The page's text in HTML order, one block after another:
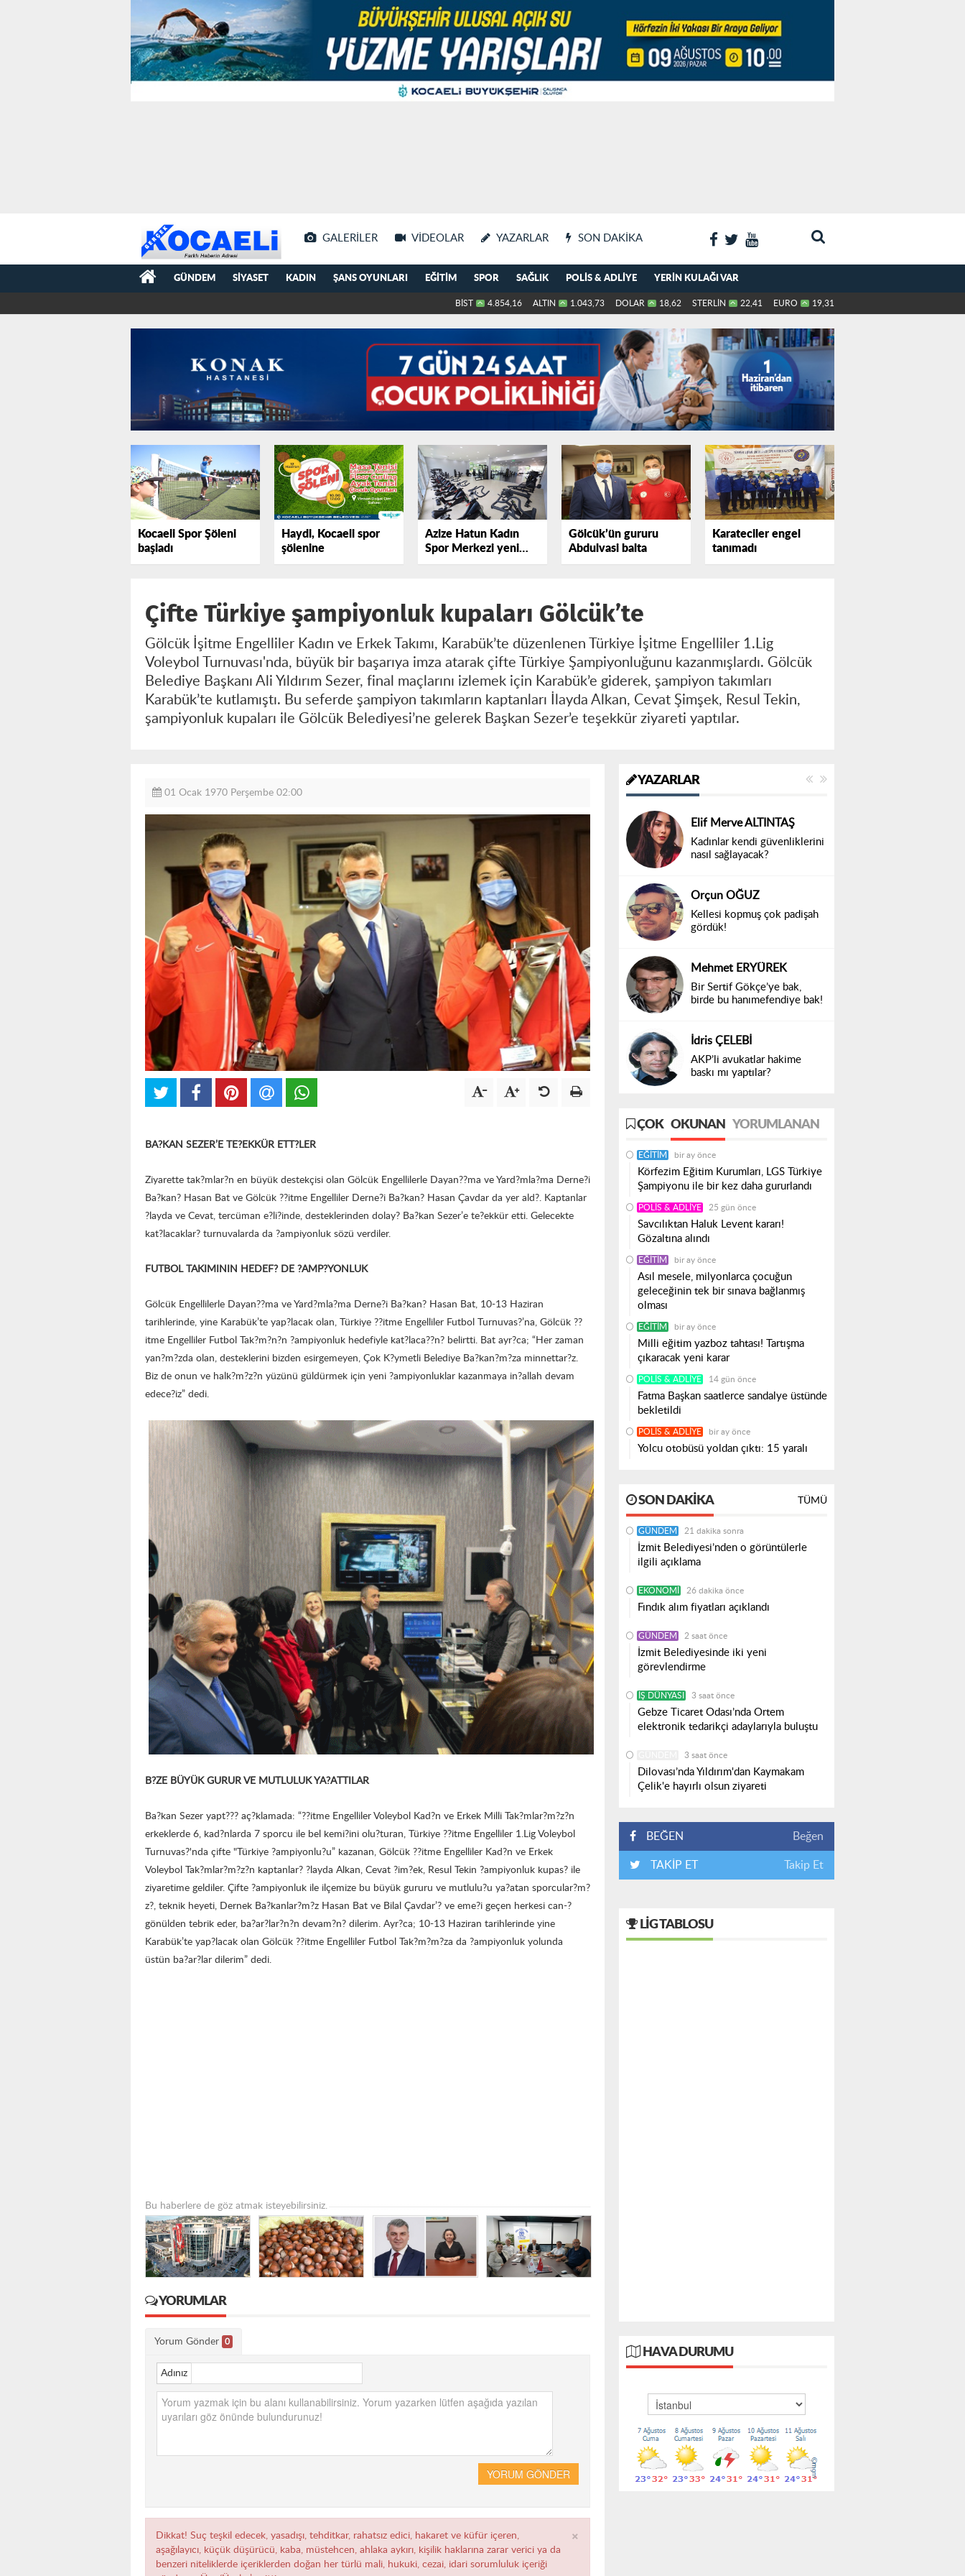
GALERILER VIDEOLAR YAZARLAR SON DAKIKA
GÜNDEM SIYASET KADIN ŞANS OYUNLARI EĞITIM SPOR SAĞLIK POLIS & ADLIYE YERIN KULAĞI VAR
BİST 4.854,16 ALTIN 1.043,73 DOLAR 18,62 STERLİN 22,41 EURO 19,31
Kocaeli Spor Şöleni
başladı
Haydi, Kocaeli spor
şölenine
Azize Hatun Kadın
Spor Merkezi yeni
yerinde hizmete hazır
Gölcük’ün gururu
Abdulvasi balta
Karateciler engel
tanımadı
Çifte Türkiye şampiyonluk kupaları Gölcük’te
Gölcük İşitme Engelliler Kadın ve Erkek Takımı, Karabük’te düzenlenen Türkiye İşitme Engelliler 1.Lig
Voleybol Turnuvası'nda, büyük bir başarıya imza atarak çifte Türkiye Şampiyonluğunu kazanmışlardı. Gölcük
Belediye Başkanı Ali Yıldırım Sezer, final maçlarını izlemek için Karabük’e giderek, şampiyon takımları
Karabük’te kutlamıştı. Bu seferde şampiyon takımların kaptanları İlayda Alkan, Cevat Şimşek, Resul Tekin,
şampiyonluk kupaları ile Gölcük Belediyesi’ne gelerek Başkan Sezer’e teşekkür ziyareti yaptılar.
01 Ocak 1970 Perşembe 02:00
BA?KAN SEZER’E TE?EKKÜR ETT?LER
Ziyarette tak?mlar?n en büyük destekçisi olan Gölcük Engellilerle Dayan??ma ve Yard?mla?ma Derne?i
Ba?kan? Hasan Bat ve Gölcük ??itme Engelliler Derne?i Ba?kan? Hasan Çavdar da yer ald?. Kaptanlar
?layda ve Cevat, tercüman e?li?inde, desteklerinden dolay? Ba?kan Sezer’e te?ekkür etti. Gelecekte
kat?lacaklar? turnuvalarda da ?ampiyonluk sözü verdiler.
FUTBOL TAKIMININ HEDEF? DE ?AMP?YONLUK
Gölcük Engellilerle Dayan??ma ve Yard?mla?ma Derne?i Ba?kan? Hasan Bat, 10-13 Haziran
tarihlerinde, yine Karabük’te yap?lacak olan, Türkiye ??itme Engelliler Futbol Turnuvas?’na, Gölcük ??
itme Engelliler Futbol Tak?m?n?n ?ampiyonluk hedefiyle kat?laca??n? belirtti. Bat ayr?ca; “Her zaman
yan?m?zda olan, desteklerini bizden esirgemeyen, Çok K?ymetli Belediye Ba?kan?m?za minnettar?z.
Biz de onun ve halk?m?z?n yüzünü güldürmek için yeni ?ampiyonluklar kazanmaya in?allah devam
edece?iz” dedi.
B?ZE BÜYÜK GURUR VE MUTLULUK YA?ATTILAR
Ba?kan Sezer yapt??? aç?klamada: “??itme Engelliler Voleybol Kad?n ve Erkek Milli Tak?mlar?m?z?n
erkeklerde 6, kad?nlarda 7 sporcu ile bel kemi?ini olu?turan, Türkiye ??itme Engelliler 1.Lig Voleybol
Turnuvas?'nda çifte "Türkiye ?ampiyonlu?u” kazanan, Gölcük ??itme Engelliler Kad?n ve Erkek
Voleybol Tak?mlar?m?z?n kaptanlar? ?layda Alkan, Cevat ?im?ek, Resul Tekin ?ampiyonluk kupas? ile
ziyaretime geldiler. Çifte ?ampiyonluk ile ilçemize bu büyük gururu ve mutlulu?u ya?atan sporcular?m?
z?, teknik heyeti, Dernek Ba?kanlar?m?z Hasan Bat ve Bilal Çavdar’? ve eme?i geçen herkesi can-?
gönülden tebrik eder, ba?ar?lar?n?n devam?n? dilerim. Ayr?ca; 10-13 Haziran tarihlerinde yine
Karabük’te yap?lacak olan Gölcük ??itme Engelliler Futbol Tak?m?m?za da ?ampiyonluk yolunda
üstün ba?ar?lar dilerim” dedi.
Bu haberlere de göz atmak isteyebilirsiniz.
YORUMLAR
Yorum Gönder 0
Adınız
YORUM GÖNDER
×
Dikkat! Suç teşkil edecek, yasadışı, tehditkar, rahatsız edici, hakaret ve küfür içeren,
aşağılayıcı, küçük düşürücü, kaba, müstehcen, ahlaka aykırı, kişilik haklarına zarar verici ya da
benzeri niteliklerde içeriklerden doğan her türlü mali, hukuki, cezai, idari sorumluluk içeriği
YAZARLAR
Elif Merve ALTINTAŞ
Kadınlar kendi güvenliklerini
nasıl sağlayacak?
Orçun OĞUZ
Kellesi kopmuş çok padişah
gördük!
Mehmet ERYÜREK
Bir Sertif Gökçe’ye bak,
birde bu hanımefendiye bak!
İdris ÇELEBİ
AKP’li avukatlar hakime
baskı mı yaptılar?
ÇOK OKUNAN YORUMLANAN
EĞITIM bir ay önce
Körfezim Eğitim Kurumları, LGS Türkiye
Şampiyonu ile bir kez daha gururlandı
POLIS & ADLIYE 25 gün önce
Savcılıktan Haluk Levent kararı!
Gözaltına alındı
EĞITIM bir ay önce
Asıl mesele, milyonlarca çocuğun
geleceğinin tek bir sınava bağlanmış
olması
EĞITIM bir ay önce
Milli eğitim yazboz tahtası! Tartışma
çıkaracak yeni karar
POLIS & ADLIYE 14 gün önce
Fatma Başkan saatlerce sandalye üstünde
bekletildi
POLIS & ADLIYE bir ay önce
Yolcu otobüsü yoldan çıktı: 15 yaralı
SON DAKIKA TÜMÜ
GÜNDEM 21 dakika sonra
İzmit Belediyesi’nden o görüntülerle
ilgili açıklama
EKONOMI 26 dakika önce
Fındık alım fiyatları açıklandı
GÜNDEM 2 saat önce
İzmit Belediyesinde iki yeni
görevlendirme
İŞ DÜNYASI 3 saat önce
Gebze Ticaret Odası’nda Ortem
elektronik tedarikçi adaylarıyla buluştu
3 saat önce
Dilovası’nda Yıldırım'dan Kaymakam
Çelik'e hayırlı olsun ziyareti
BEĞEN Beğen
TAKİP ET Takip Et
LIG TABLOSU
HAVA DURUMU